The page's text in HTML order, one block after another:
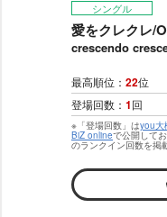
シングル
愛をクレクレ/
crescendo
最高順位： 22位
登場回数： 1回
※「登場回数」はyou大
BiZ onlineで公開して
のランクイン回数を掲